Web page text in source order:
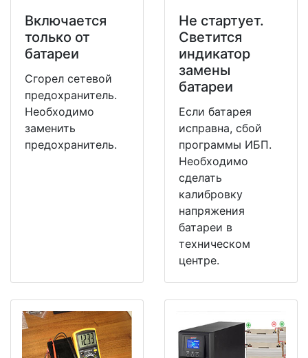
Включается
только от
батареи
Сгорел сетевой
предохранитель.
Необходимо
заменить
предохранитель.
Не стартует.
Светится
индикатор
замены
батареи
Если батарея
исправна, сбой
программы ИБП.
Необходимо
сделать
калибровку
напряжения
батареи в
техническом
центре.